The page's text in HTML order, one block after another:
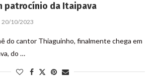
patrocínio da Itaipava
20/10/2023
do cantor Thiaguinho, finalmente chega em
do …